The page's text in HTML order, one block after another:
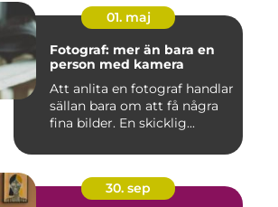
01. maj
Fotograf: mer än bara en
person med kamera
Att anlita en fotograf handlar
sällan bara om att få några
fina bilder. En skicklig...
30. sep